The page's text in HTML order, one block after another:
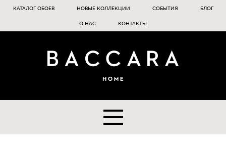
КАТАЛОГ ОБОЕВ НОВЫЕ КОЛЛЕКЦИИ СОБЫТИЯ БЛОГ
О НАС КОНТАКТЫ